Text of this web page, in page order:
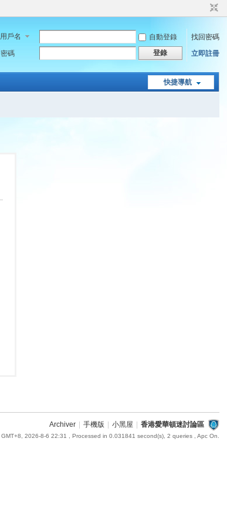
用戶名 自動登錄
找回密碼
密碼
登錄 立即註冊
快捷導航
Archiver 手機版 小黑屋 香港愛華頓迷討論區
GMT+8, 2026-8-6 22:31 , Processed in 0.031841 second(s), 2 queries , Apc On.